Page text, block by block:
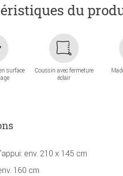
du
surface
Coussin avec fermeture
éclair
env. 210 x 145 cm
160 cm